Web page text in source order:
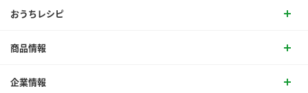
おうちレシピ
商品情報
企業情報